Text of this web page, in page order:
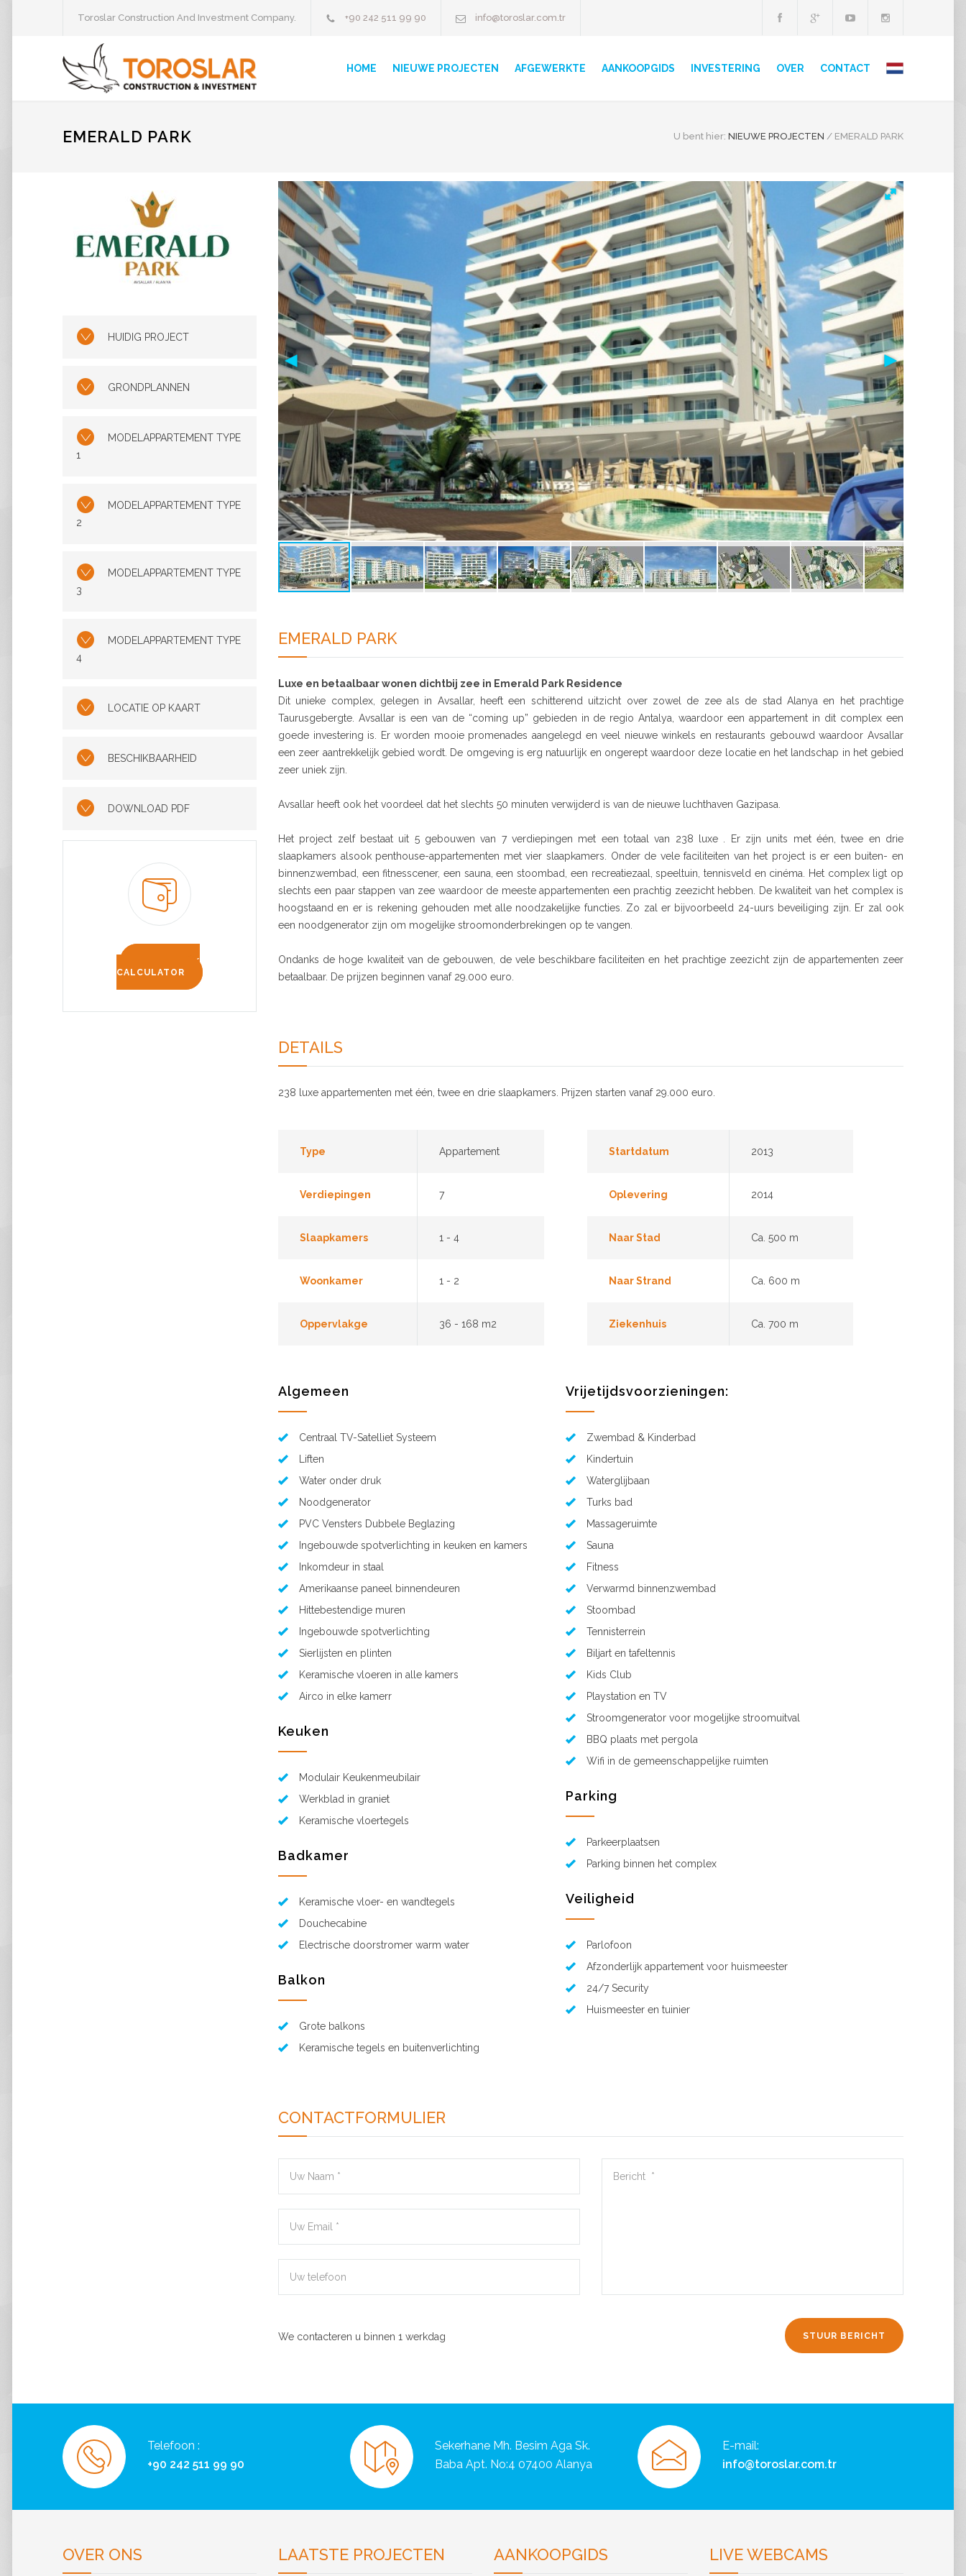
Toroslar Construction And Investment Company. +90 242 511 99 90 info@toroslar.com.tr
HOME NIEUWE PROJECTEN AFGEWERKTE AANKOOPGIDS INVESTERING OVER CONTACT
EMERALD PARK U bent hier: NIEUWE PROJECTEN / EMERALD PARK
HUIDIG PROJECT
GRONDPLANNEN
MODELAPPARTEMENT TYPE
1
MODELAPPARTEMENT TYPE
2
MODELAPPARTEMENT TYPE
3
MODELAPPARTEMENT TYPE
4
LOCATIE OP KAART
BESCHIKBAARHEID
DOWNLOAD PDF
HYPOTHEEK
CALCULATOR
EMERALD PARK
Luxe en betaalbaar wonen dichtbij zee in Emerald Park Residence
Dit unieke complex, gelegen in Avsallar, heeft een schitterend uitzicht over zowel de zee als de stad Alanya en het prachtige
Taurusgebergte. Avsallar is een van de “coming up” gebieden in de regio Antalya, waardoor een appartement in dit complex een
goede investering is. Er worden mooie promenades aangelegd en veel nieuwe winkels en restaurants gebouwd waardoor Avsallar
een zeer aantrekkelijk gebied wordt. De omgeving is erg natuurlijk en ongerept waardoor deze locatie en het landschap in het gebied
zeer uniek zijn.
Avsallar heeft ook het voordeel dat het slechts 50 minuten verwijderd is van de nieuwe luchthaven Gazipasa.
Het project zelf bestaat uit 5 gebouwen van 7 verdiepingen met een totaal van 238 luxe . Er zijn units met één, twee en drie
slaapkamers alsook penthouse-appartementen met vier slaapkamers. Onder de vele faciliteiten van het project is er een buiten- en
binnenzwembad, een fitnesscener, een sauna, een stoombad, een recreatiezaal, speeltuin, tennisveld en cinéma. Het complex ligt op
slechts een paar stappen van zee waardoor de meeste appartementen een prachtig zeezicht hebben. De kwaliteit van het complex is
hoogstaand en er is rekening gehouden met alle noodzakelijke functies. Zo zal er bijvoorbeeld 24-uurs beveiliging zijn. Er zal ook
een noodgenerator zijn om mogelijke stroomonderbrekingen op te vangen.
Ondanks de hoge kwaliteit van de gebouwen, de vele beschikbare faciliteiten en het prachtige zeezicht zijn de appartementen zeer
betaalbaar. De prijzen beginnen vanaf 29.000 euro.
DETAILS
238 luxe appartementen met één, twee en drie slaapkamers. Prijzen starten vanaf 29.000 euro.
Type Appartement
Verdiepingen 7
Slaapkamers 1 - 4
Woonkamer 1 - 2
Oppervlakge 36 - 168 m2
Startdatum 2013
Oplevering 2014
Naar Stad Ca. 500 m
Naar Strand Ca. 600 m
Ziekenhuis Ca. 700 m
Algemeen
Centraal TV-Satelliet Systeem
Liften
Water onder druk
Noodgenerator
PVC Vensters Dubbele Beglazing
Ingebouwde spotverlichting in keuken en kamers
Inkomdeur in staal
Amerikaanse paneel binnendeuren
Hittebestendige muren
Ingebouwde spotverlichting
Sierlijsten en plinten
Keramische vloeren in alle kamers
Airco in elke kamerr
Keuken
Modulair Keukenmeubilair
Werkblad in graniet
Keramische vloertegels
Badkamer
Keramische vloer- en wandtegels
Douchecabine
Electrische doorstromer warm water
Balkon
Grote balkons
Keramische tegels en buitenverlichting
Vrijetijdsvoorzieningen:
Zwembad & Kinderbad
Kindertuin
Waterglijbaan
Turks bad
Massageruimte
Sauna
Fitness
Verwarmd binnenzwembad
Stoombad
Tennisterrein
Biljart en tafeltennis
Kids Club
Playstation en TV
Stroomgenerator voor mogelijke stroomuitval
BBQ plaats met pergola
Wifi in de gemeenschappelijke ruimten
Parking
Parkeerplaatsen
Parking binnen het complex
Veiligheid
Parlofoon
Afzonderlijk appartement voor huismeester
24/7 Security
Huismeester en tuinier
CONTACTFORMULIER
We contacteren u binnen 1 werkdag
Telefoon :
+90 242 511 99 90
Sekerhane Mh. Besim Aga Sk.
Baba Apt. No:4 07400 Alanya
E-mail:
info@toroslar.com.tr
OVER ONS LAATSTE PROJECTEN AANKOOPGIDS LIVE WEBCAMS